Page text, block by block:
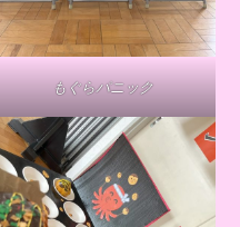
もぐらパニック